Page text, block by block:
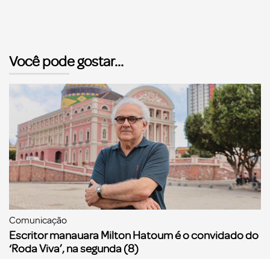
Você pode gostar...
Comunicação
Escritor manauara Milton Hatoum é o convidado do
‘Roda Viva’, na segunda (8)